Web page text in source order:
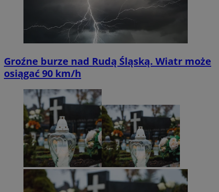
Groźne burze nad Rudą Śląską. Wiatr może
osiągać 90 km/h